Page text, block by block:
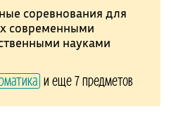
соревнования для
современными
науками
и еще 7 предметов